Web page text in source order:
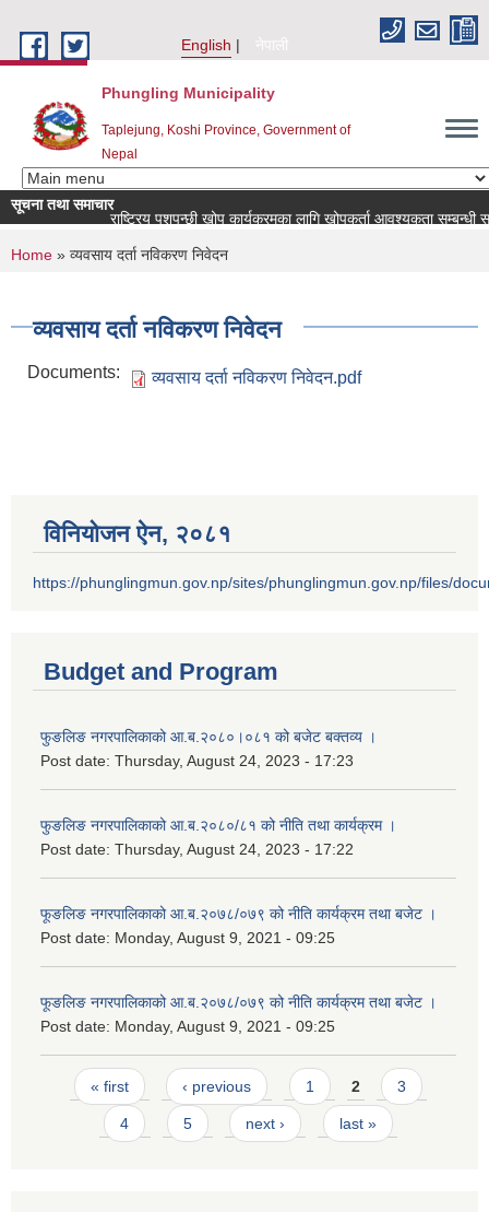
English
नेपाली
Phungling Municipality
Taplejung, Koshi Province, Government of
Nepal
सूचना तथा समाचार
राष्ट्रिय पशुपन्छी खोप कार्यक्रमका लागि खोपकर्ता आवश्यकता सम्बन्धी सूचना!
You are here
Home » व्यवसाय दर्ता नविकरण निवेदन
व्यवसाय दर्ता नविकरण निवेदन
Documents: व्यवसाय दर्ता नविकरण निवेदन.pdf
विनियोजन ऐन‚ २०८१
https://phunglingmun.gov.np/sites/phunglingmun.gov.np/files/
Budget and Program
फुङलिङ नगरपालिकाको आ.ब.२०८०।०८१ को बजेट बक्तव्य ।
Post date: Thursday, August 24, 2023 - 17:23
फुङलिङ नगरपालिकाको आ.ब.२०८०/८१ को नीति तथा कार्यक्रम ।
Post date: Thursday, August 24, 2023 - 17:22
फूङलिङ नगरपालिकाको आ.ब.२०७८/०७९ को नीति कार्यक्रम तथा बजेट ।
Post date: Monday, August 9, 2021 - 09:25
फूङलिङ नगरपालिकाको आ.ब.२०७८/०७९ को नीति कार्यक्रम तथा बजेट ।
Post date: Monday, August 9, 2021 - 09:25
Pages
« first ‹ previous 1 2 3
4 5 next › last »